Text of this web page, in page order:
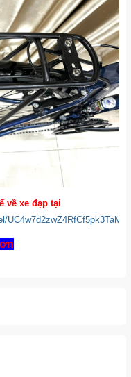
về xe đạp tại